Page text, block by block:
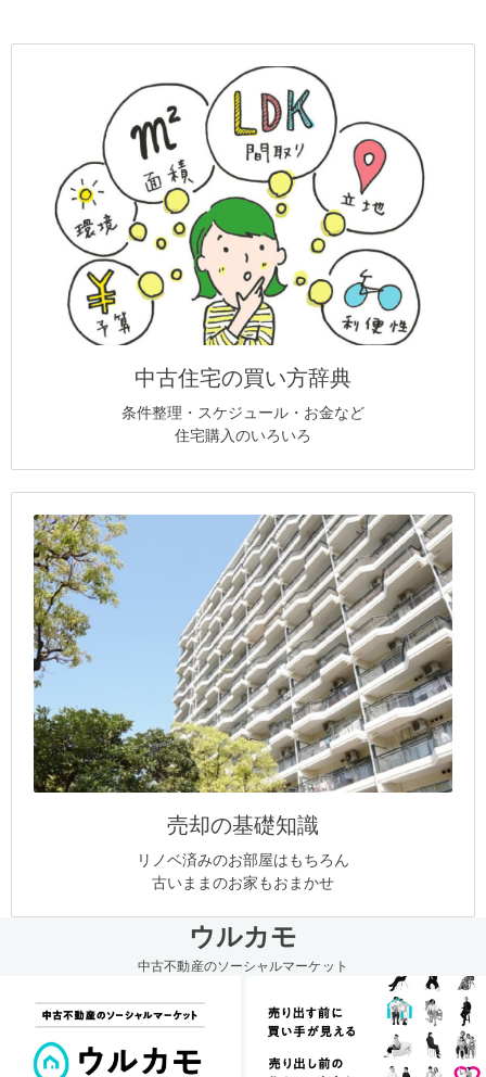
中古住宅の買い方辞典
条件整理・スケジュール・お金など
住宅購入のいろいろ
売却の基礎知識
リノベ済みのお部屋はもちろん
古いままのお家もおまかせ
ウルカモ
中古不動産のソーシャルマーケット